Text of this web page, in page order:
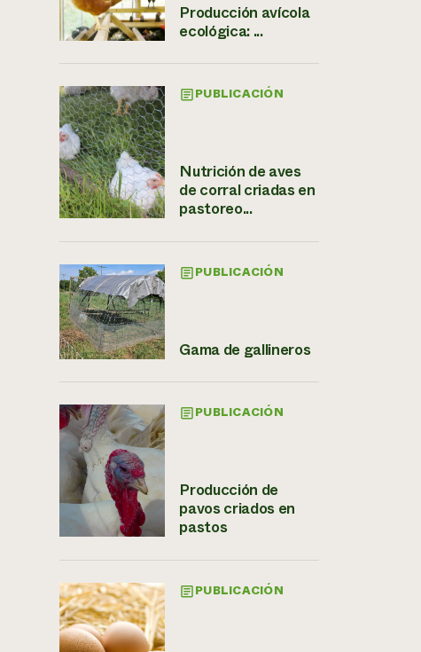
Producción avícola
ecológica: ...
PUBLICACIÓN
Nutrición de aves
de corral criadas en
pastoreo...
PUBLICACIÓN
Gama de gallineros
PUBLICACIÓN
Producción de
pavos criados en
pastos
PUBLICACIÓN